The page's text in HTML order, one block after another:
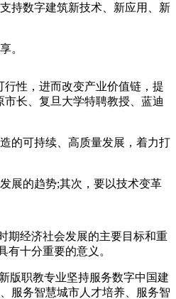
持数字建筑新技术、新应用、新
。
性，进而改变产业价值链，提
长、复旦大学特聘教授、蓝迪
的可持续、高质量发展，着力打
展的趋势;其次，要以技术变革
期经济社会发展的主要目标和重
十分重要的意义。
版职教专业坚持服务数字中国建
服务智慧城市人才培养、服务智